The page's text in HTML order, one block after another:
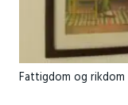
Fattigdom og rikdom